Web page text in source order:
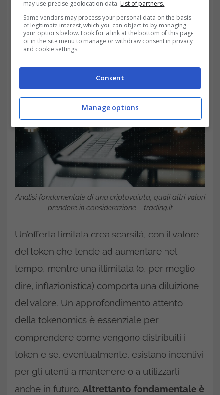
Analisi fondamentale di una criptovaluta, quali altri valori
prendere in considerazione – trading.it
Un’offerta limitata crea scarsità, con il valore
del token che tende ad aumentare nel
tempo, mentre una illimitata (o, per meglio
dire, inflazionistica) comporta una diluizione
del valore. Un approfondimento attento
della tokenomics è essenziale per
comprendere come vengono distribuiti i
token e se, eventualmente, esistano incentivi
per gli utenti a mantenere o a utilizzarli
anche in futuro. Altrettanto fondamentale è
may use precise geolocation data. List of partners.
Some vendors may process your personal data on the basis
of legitimate interest, which you can object to by managing
your options below. Look for a link at the bottom of this page
or in the site menu to manage or withdraw consent in privacy
and cookie settings.
Consent
Manage options